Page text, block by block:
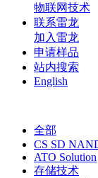
物联网技术
联系雷龙
加入雷龙
申请样品
站内搜索
English
全部
CS SD
ATO Solution
存储技术